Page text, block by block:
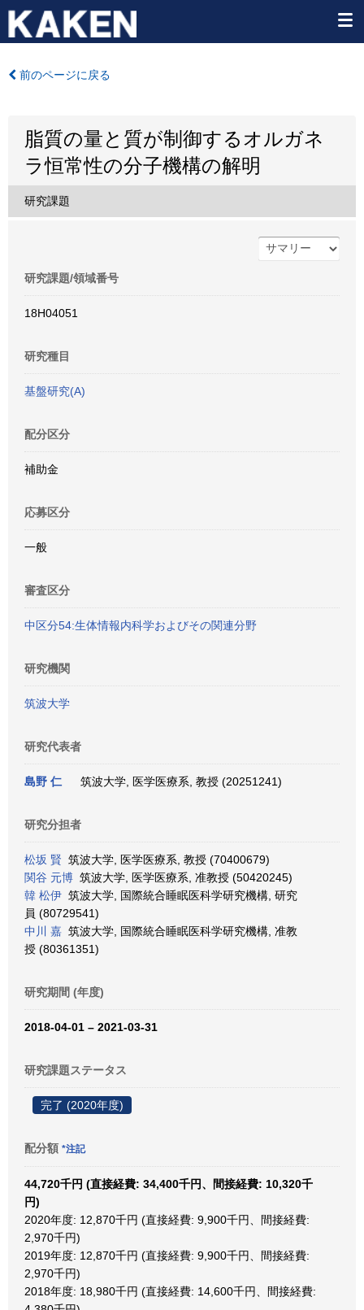
前のページに戻る
脂質の量と質が制御するオルガネ
ラ恒常性の分子機構の解明
研究課題
研究課題/領域番号
18H04051
研究種目
基盤研究(A)
配分区分
補助金
応募区分
一般
審査区分
中区分54:生体情報内科学およびその関連分野
研究機関
筑波大学
研究代表者
島野 仁 筑波大学, 医学医療系, 教授 (20251241)
研究分担者
松坂 賢 筑波大学, 医学医療系, 教授 (70400679)
関谷 元博 筑波大学, 医学医療系, 准教授 (50420245)
韓 松伊 筑波大学, 国際統合睡眠医科学研究機構, 研究
員 (80729541)
中川 嘉 筑波大学, 国際統合睡眠医科学研究機構, 准教
授 (80361351)
研究期間 (年度)
2018-04-01 – 2021-03-31
研究課題ステータス
完了 (2020年度)
配分額 *注記
44,720千円 (直接経費: 34,400千円、間接経費: 10,320千
円)
2020年度: 12,870千円 (直接経費: 9,900千円、間接経費:
2,970千円)
2019年度: 12,870千円 (直接経費: 9,900千円、間接経費:
2,970千円)
2018年度: 18,980千円 (直接経費: 14,600千円、間接経費: